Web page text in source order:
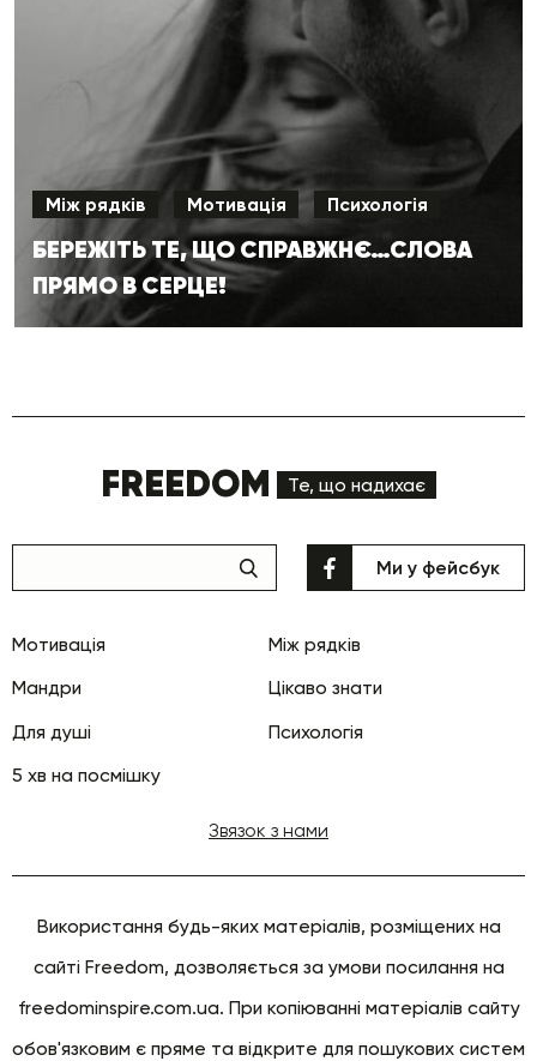
Між рядків Мотивація Психологія
БЕРЕЖІТЬ ТЕ, ЩО СПРАВЖНЄ…СЛОВА
ПРЯМО В СЕРЦЕ!
FREEDOM Те, що надихає
Мотивація
Між рядків
Мандри
Цікаво знати
Для душі
Психологія
5 хв на посмішку
Ми у фейсбук
Звязок з нами
Використання будь-яких матеріалів, розміщених на
сайті Freedom, дозволяється за умови посилання на
freedominspire.com.ua. При копіюванні матеріалів сайту
обов'язковим є пряме та відкрите для пошукових систем